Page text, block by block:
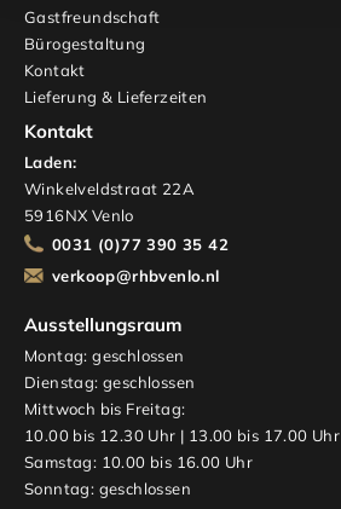
Gastfreundschaft
Bürogestaltung
Kontakt
Lieferung & Lieferzeiten
Kontakt
Laden:
Winkelveldstraat 22A
5916NX Venlo
0031 (0)77 390 35 42
verkoop@rhbvenlo.nl
Ausstellungsraum
Montag: geschlossen
Dienstag: geschlossen
Mittwoch bis Freitag:
10.00 bis 12.30 Uhr | 13.00 bis 17.00 Uhr
Samstag: 10.00 bis 16.00 Uhr
Sonntag: geschlossen